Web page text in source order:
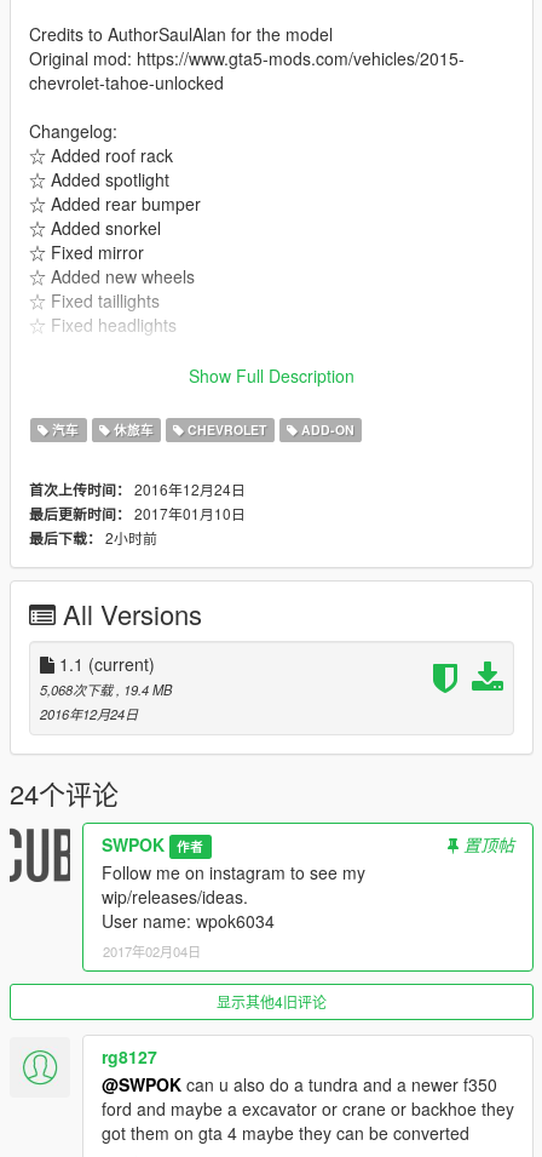
Credits to AuthorSaulAlan for the model
Original mod: https://www.gta5-mods.com/vehicles/2015-
chevrolet-tahoe-unlocked
Changelog:
☆ Added roof rack
☆ Added spotlight
☆ Added rear bumper
☆ Added snorkel
☆ Fixed mirror
☆ Added new wheels
☆ Fixed taillights
☆ Fixed headlights
☆ roof rack
☆ rear bumper
Fixed:
☆ No tints on headlights, taillights and windscreen
☆ Hands on steering wheel
Bugs:
☆ Gauges do not work
*Will fix this bugs as soon as possible
Spawn name : tahoe
Upcoming mod:
*2015 jeep wrangler (Fast & furious 7 version)
*2004 porsche 997 turbo
* 2015 ford f150
* 2010 toyota 4runner
* 2014 dodge 3500 ram dually
* 2005 ford F150 king ranch
Show Full Description
汽车 休旅车 CHEVROLET ADD-ON
首次上传时间： 2016年12月24日
最后更新时间： 2017年01月10日
最后下载： 2小时前
All Versions
1.1 (current)
5,068次下载 , 19.4 MB
2016年12月24日
24个评论
SWPOK 作者
置顶帖
Follow me on instagram to see my
wip/releases/ideas.
User name: wpok6034
2017年02月04日
显示其他4旧评论
rg8127
@SWPOK can u also do a tundra and a newer f350
ford and maybe a excavator or crane or backhoe they
got them on gta 4 maybe they can be converted